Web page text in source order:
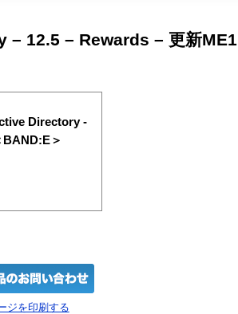
12.5 – Rewards – 更新ME1
Directory -
BAND:E＞
ジを印刷する